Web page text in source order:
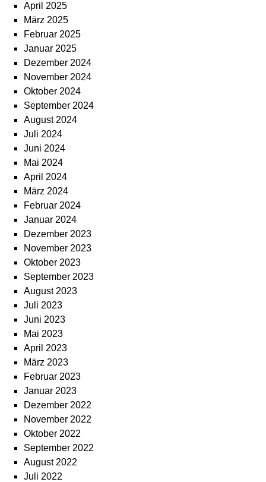
April 2025
März 2025
Februar 2025
Januar 2025
Dezember 2024
November 2024
Oktober 2024
September 2024
August 2024
Juli 2024
Juni 2024
Mai 2024
April 2024
März 2024
Februar 2024
Januar 2024
Dezember 2023
November 2023
Oktober 2023
September 2023
August 2023
Juli 2023
Juni 2023
Mai 2023
April 2023
März 2023
Februar 2023
Januar 2023
Dezember 2022
November 2022
Oktober 2022
September 2022
August 2022
Juli 2022